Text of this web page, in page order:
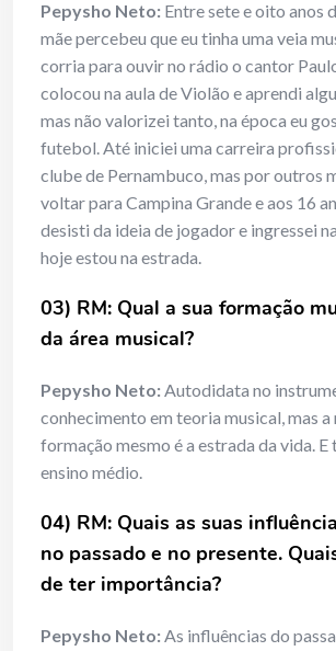
Pepysho Neto: Entre sete e oito anos
mãe percebeu que eu tinha uma veia
corria para ouvir no rádio o cantor
colocou na aula de Violão e aprendi
mas não valorizei tanto, na época eu
futebol. Até iniciei uma carreira
clube de Pernambuco, mas por outros
voltar para Campina Grande e aos 16
desisti da ideia de jogador e ingressei
hoje estou na estrada.
03) RM: Qual a sua formação
da área musical?
Pepysho Neto:Autodidata no
conhecimento em teoria musical, mas a
formação mesmo é a estrada da vida. E
ensino médio.
04) RM: Quais as suas
no passado e no presente.
de ter importância?
Pepysho Neto:As influências do